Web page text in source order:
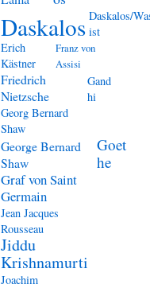
Daskalos Daskalos/
ist
Erich
Kästner
Franz von
Assisi
Friedrich
Nietzsche
Gand
hi
Georg Bernard
Shaw
George Bernard
Shaw
Goet
he
Graf von Saint
Germain
Jean Jacques
Rousseau
Jiddu
Krishnamurti
Joachim